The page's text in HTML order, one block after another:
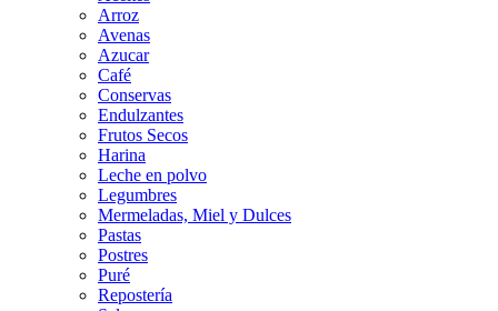
Arroz
Avenas
Azucar
Café
Conservas
Endulzantes
Frutos Secos
Harina
Leche en polvo
Legumbres
Mermeladas, Miel y Dulces
Pastas
Postres
Puré
Repostería